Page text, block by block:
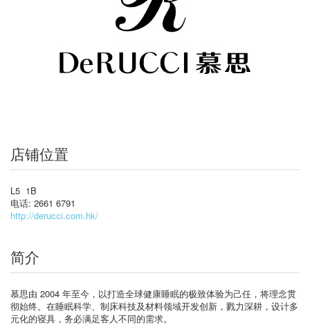
店铺位置
L5 1B
电话: 2661 6791
http://derucci.com.hk/
简介
慕思由 2004 年至今，以打造全球健康睡眠的极致体验为己任，将理念贯
彻始终。在睡眠科学、制床科技及材料领域开发创新，戮力深耕，设计多
元化的寝具，务必满足客人不同的需求。